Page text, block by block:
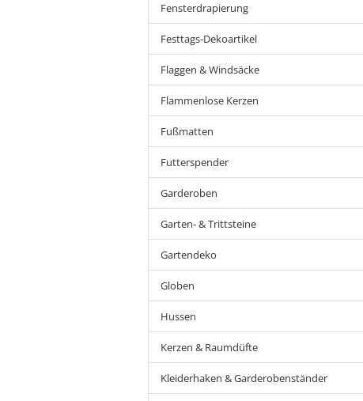
Fensterdrapierung
Festtags-Dekoartikel
Flaggen & Windsäcke
Flammenlose Kerzen
Fußmatten
Futterspender
Garderoben
Garten- & Trittsteine
Gartendeko
Globen
Hussen
Kerzen & Raumdüfte
Kleiderhaken & Garderobenständer